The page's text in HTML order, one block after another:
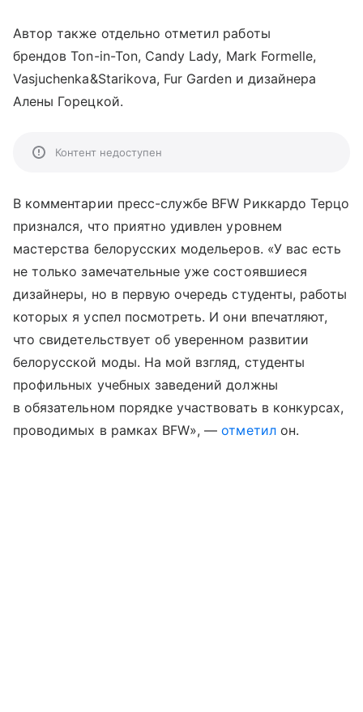
Автор также отдельно отметил работы
брендов Ton-in-Ton, Candy Lady, Mark Formelle,
Vasjuchenka&Starikova, Fur Garden и дизайнера
Алены Горецкой.
Контент недоступен
В комментарии пресс-службе BFW Риккардо Терцо
признался, что приятно удивлен уровнем
мастерства белорусских модельеров. «У вас есть
не только замечательные уже состоявшиеся
дизайнеры, но в первую очередь студенты, работы
которых я успел посмотреть. И они впечатляют,
что свидетельствует об уверенном развитии
белорусской моды. На мой взгляд, студенты
профильных учебных заведений должны
в обязательном порядке участвовать в конкурсах,
проводимых в рамках BFW», —отметилон.